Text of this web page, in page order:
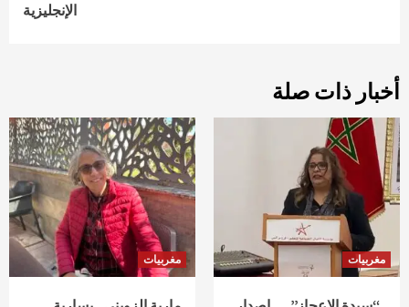
الإنجليزية
أخبار ذات صلة
مغربيات مغربيات